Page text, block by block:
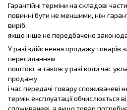
Гарантійні терміни на складові
повинні бути не меншими, ніж
виріб,
якщо інше не передбачено
У разі здійснення продажу товарів
пересиланням
поштою, а також у разі коли час
продажу
і час передачі товару споживачеві
термін експлуатації обчислюється
споживачеві, а якщо товар